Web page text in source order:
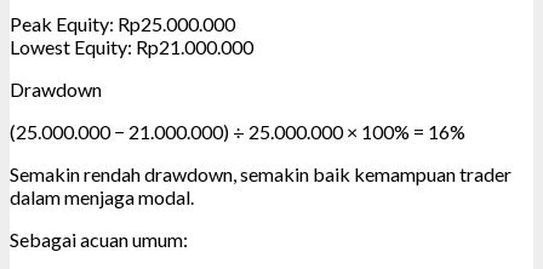
Peak Equity: Rp25.000.000
Lowest Equity: Rp21.000.000
Drawdown
(25.000.000 − 21.000.000) ÷ 25.000.000 × 100% = 16%
Semakin rendah drawdown, semakin baik kemampuan trader
dalam menjaga modal.
Sebagai acuan umum: